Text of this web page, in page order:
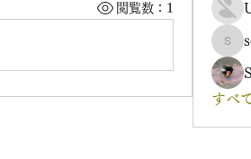
閲覧数：1
すべ